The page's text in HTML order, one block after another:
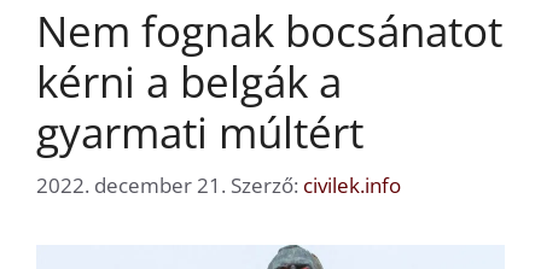
Nem fognak bocsánatot
kérni a belgák a
gyarmati múltért
2022. december 21. Szerző: civilek.info